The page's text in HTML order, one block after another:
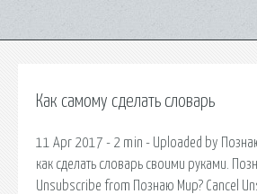
Как самому сделать словарь
11 Apr 2017 - 2 min - Uploaded by
как сделать словарь своими руками.
Unsubscribe from Познаю Мир? Cancel